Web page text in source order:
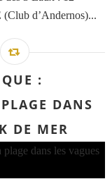
d’Andernos)...
:
DANS
DE MER